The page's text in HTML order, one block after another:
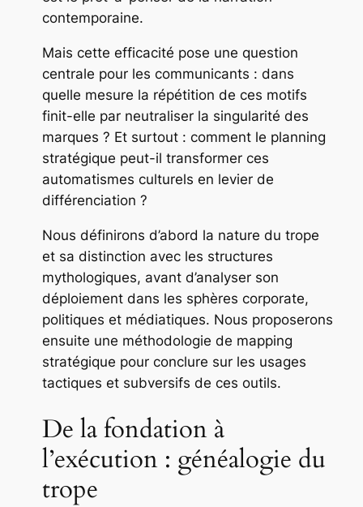
contemporaine.
Mais cette efficacité pose une question
centrale pour les communicants : dans
quelle mesure la répétition de ces motifs
finit-elle par neutraliser la singularité des
marques ? Et surtout : comment le planning
stratégique peut-il transformer ces
automatismes culturels en levier de
différenciation ?
Nous définirons d’abord la nature du trope
et sa distinction avec les structures
mythologiques, avant d’analyser son
déploiement dans les sphères corporate,
politiques et médiatiques. Nous proposerons
ensuite une méthodologie de mapping
stratégique pour conclure sur les usages
tactiques et subversifs de ces outils.
De la fondation à
l’exécution : généalogie du
trope